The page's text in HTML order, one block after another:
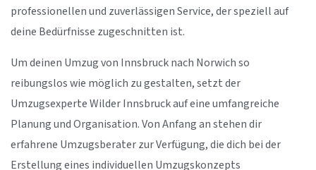
professionellen und zuverlässigen Service, der speziell auf
deine Bedürfnisse zugeschnitten ist.
Um deinen Umzug von Innsbruck nach Norwich so
reibungslos wie möglich zu gestalten, setzt der
Umzugsexperte Wilder Innsbruck auf eine umfangreiche
Planung und Organisation. Von Anfang an stehen dir
erfahrene Umzugsberater zur Verfügung, die dich bei der
Erstellung eines individuellen Umzugskonzepts